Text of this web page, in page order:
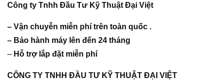
Công ty Tnhh Đầu Tư Kỹ Thuật Đại Việt
– Vận chuyễn miễn phí trên toàn quốc .
– Bảo hành máy lên đến 24 tháng
– Hỗ trợ lắp đặt miễn phí
CÔNG TY TNHH ĐẦU TƯ KỸ THUẬT ĐẠI VIỆT